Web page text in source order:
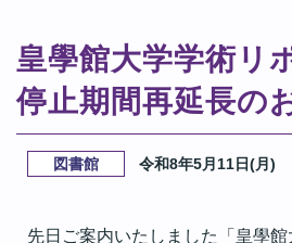
皇學館大学学術リ
停止期間再延長の
図書館 令和8年5月11日(月)
先日ご案内いたしました「皇學館